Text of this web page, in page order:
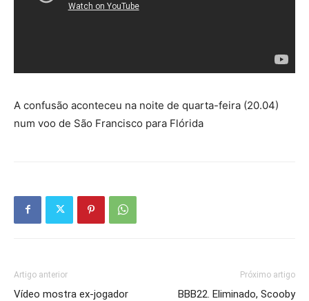
A confusão aconteceu na noite de quarta-feira (20.04)
num voo de São Francisco para Flórida
Artigo anterior
Vídeo mostra ex-jogador
Próximo artigo
BBB22. Eliminado, Scooby